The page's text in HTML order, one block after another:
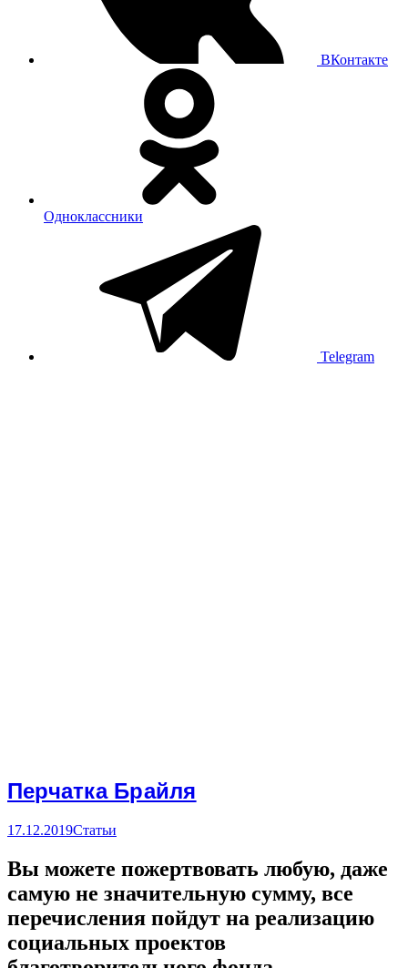
ВКонтакте
Одноклассники
Telegram
Перчатка Брайля
17.12.2019Статьи
Вы можете пожертвовать любую, даже
самую не значительную сумму, все
перечисления пойдут на реализацию
социальных проектов